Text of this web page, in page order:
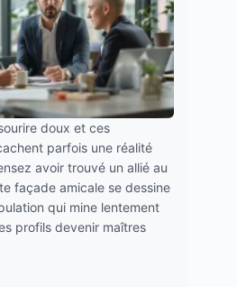
doux et ces
parfois une réalité
avoir trouvé un allié au
façade amicale se dessine
qui mine lentement
profils devenir maîtres